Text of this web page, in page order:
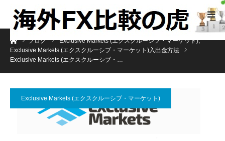
ホームブログ Exclusive Markets (エクスクルーシブ・マーケット),
Exclusive Markets (エクスクルーシブ・マーケット)入出金方法
Exclusive Markets (エクスクルーシブ・…
Exclusive Markets (エクスクルーシブ・マーケット)